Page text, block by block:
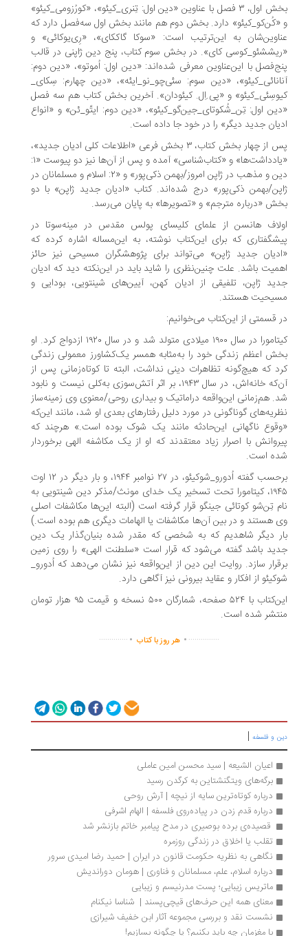
بخش اول، ۳ فصل با عناوین «دین اول: تِنری_کیئو»، «کورُزومی_کیئو»
دارد. بخش دوم هم مانند بخش اول سه‌فصل دارد که
به این‌ترتیب است: «سوکا گاککای»، «رِی‌یوکائی» و
کای». در بخش سوم کتاب، پنج دین ژاپنی در قالب
با این‌عناوین معرفی شده‌اند: «دین اول: اُموتو»، «دین دوم:
«دین سوم: سئی‌چو_نو_ایئه»، «دین چهارم: سِکای_
و «پی.اِل. کیئودان». آخرین بخش کتاب هم سه فصل
اول: تِن_شُکوتای_جین‌گو_کیئو»، «دین دوم: ایتّو_ئن» و «انواع
جدید دیگر» را در خود جا داده است.
پس از چهار بخش کتاب، ۳ بخش فرعی «اطلاعات کلی ادیان جدید»،
«یادداشت‌ها» و «کتاب‌شناسی»‌ آمده و پس از آن‌ها نیز دو پیوست «۱:
دین و مذهب در ژاپن امروز/بهمن ذکی‌پور» و «۲: اسلام و مسلمانان در
بهمن ذکی‌پور» درج شده‌اند. کتاب «ادیان جدید ژاپن» با دو
«درباره مترجم» و «تصویرها» به پایان می‌رسد.
هانسن از علمای کلیسای پولس مقدس در مینه‌سوتا در
که برای این‌کتاب نوشته، به این‌مساله اشاره کرده که
جدید ژاپن»‌ می‌تواند برای پژوهشگران مسیحی نیز حائز
باشد. علت چنین‌نظری را شاید باید در این‌نکته دید که ادیان
ژاپن، تلفیقی از ادیان کهن، آیین‌های شینتویی، بودایی و
هستند.
قسمتی از این‌کتاب می‌خوانیم:
کیتامورا در سال ۱۹۰۰ میلادی متولد شد و در سال ۱۹۲۰ ازدواج کرد. او
اعظم زندگی خود را به‌مثابه همسر یک‌کشاورز معمولی زندگی
که هیچ‌گونه تظاهرات دینی نداشت، البته تا کوتاه‌زمانی پس از
آن‌که خانه‌اش، در سال ۱۹۴۳، بر اثر آتش‌سوزی به‌کلی نیست و نابود
هم‌زمانی این‌واقعه دراماتیک و بیداری روحی/معنوی وی زمینه‌ساز
گوناگونی در مورد دلیل رفتارهای بعدی او شد، مانند این‌که
ناگهانی این‌حادثه مانند یک شوک بوده است.» هرچند که
با اصرار زیاد معتقدند که او از یک مکاشفه الهی برخوردار
است.
برحسب گفته اُدورو_شوکیئو، در ۲۷ نوامبر ۱۹۴۴، و بار دیگر در ۱۲ اوت
۱۹۴۵، کیتامورا تحت تسخیر یک خدای مونث/مذکر دین شینتویی به
تِن‌شو کوتائی جینگو قرار گرفته است (البته این‌ها مکاشفات اصلی
هستند و در بین آن‌ها مکاشفات یا الهامات دیگری هم بوده است.)
دیگر شاهدیم که به شخصی که مقدر شده بنیان‌گذار یک دین
باشد گفته می‌شود که قرار است «سلطنت الهی» را روی زمین
سازد. روایت این دین از این‌واقعه نیز نشان می‌دهد که اُدورو_
از افکار و عقاید بیرونی نیز آگاهی دارد.
این‌کتاب با ۵۲۴ صفحه، شمارگان ۵۰۰ نسخه و قیمت ۹۵ هزار تومان
شده است.
...............
. هر روز با کتاب.
..............
و فلسفه|
اعیان الشیعه | سید محسن امین عاملی
برگه‌های ویتگنشتاین به کرگدن رسید
درباره کوتاه‌ترین سایه از نیچه | آرش روحی
درباره قدم زدن در پیاده‌روی فلسفه | الهام اشرفی
قصیده‌ی برده بوصیری در مدح پیامبر خاتم بازنشر شد
تقلب یا اخلاق در زندگی روزمره
نگاهی به نظریه حکومت قانون در ایران | حمید رضا امیدی سرور
درباره اسلام، علم، مسلمانان و فناوری | هومان دوراندیش
ماتریس زیبایی؛ پست مدرنیسم و زیبایی
معنای همه این حرف‌های قیچی‌پسند |  شناسا نیکنام
نشست نقد و بررسی مجموعه آثار ابن خفیف شیرازی
با مغزمان چه باید بکنیم؟ یا چگونه بسازیم!